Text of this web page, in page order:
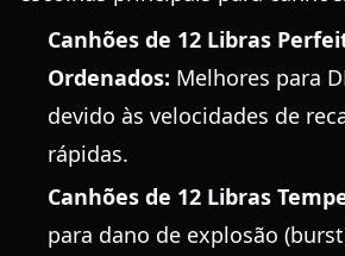
Canhões de 12 Libras
Ordenados: Melhores para
devido às velocidades de
rápidas.
Canhões de 12 Libras
para dano de explosão